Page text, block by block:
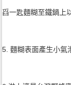
舀一匙麵糊至鐵鍋上
5. 麵糊表面產生小氣